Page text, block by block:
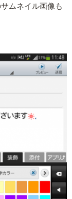
ムネイル画像も